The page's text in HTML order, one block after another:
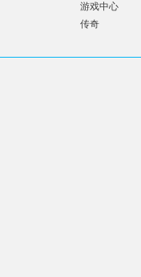
游戏中心
传奇